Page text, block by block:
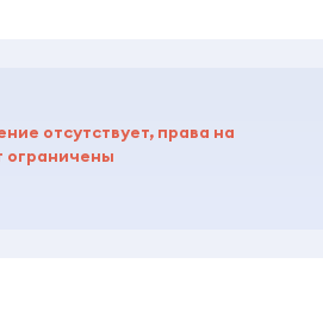
отсутствует, права на
ограничены